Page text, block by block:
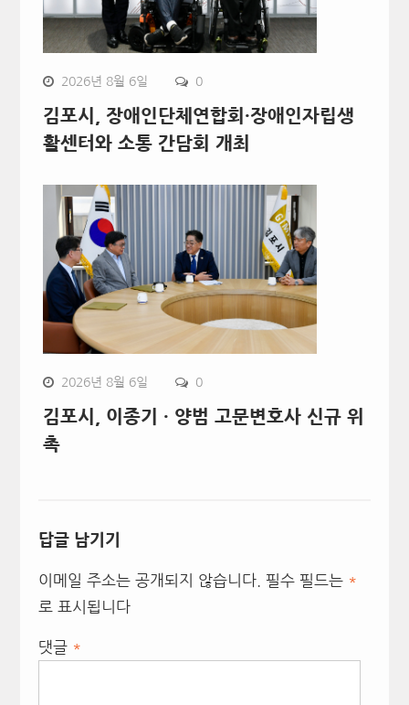
2026년 8월 6일 0
김포시, 장애인단체연합회·장애인자립생
활센터와 소통 간담회 개최
2026년 8월 6일 0
김포시, 이종기 · 양범 고문변호사 신규 위
촉
답글 남기기
이메일 주소는 공개되지 않습니다. 필수 필드는 *
로 표시됩니다
댓글 *